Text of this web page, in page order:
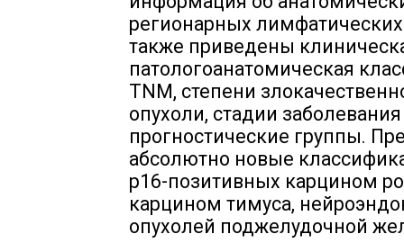
регионарных лимфатических
также приведены
патологоанатомическая
TNM, степени
опухоли, стадии
прогностические группы.
абсолютно новые
p16-позитивных карцином
карцином тимуса,
опухолей поджелудочной